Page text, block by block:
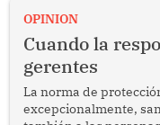
enfrenta desafíos en
OPINION
Cuando la
gerentes
La norma de
excepcionalmente,